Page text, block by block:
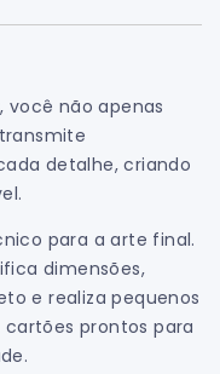
, você não apenas
detalhe, criando
para a arte final.
dimensões,
e realiza pequenos
prontos para